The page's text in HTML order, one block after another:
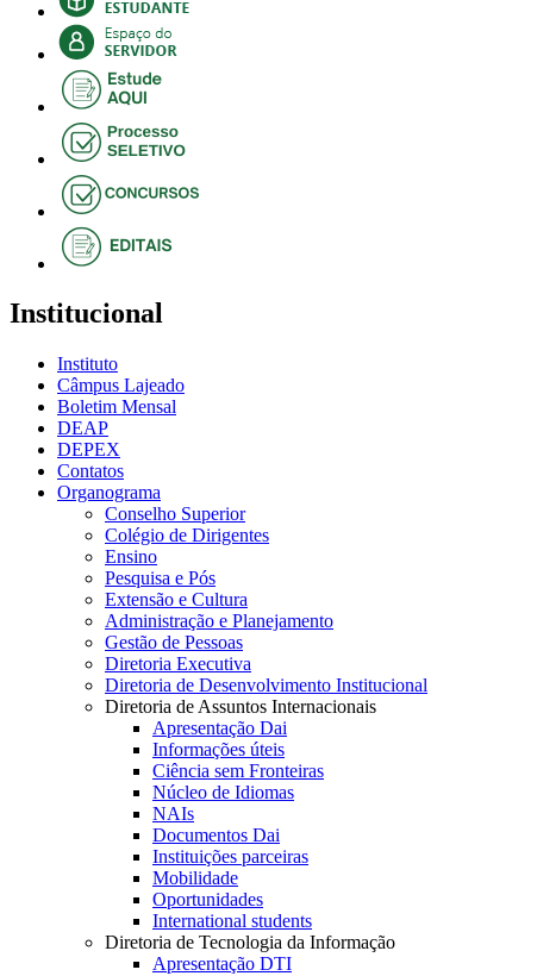
Institucional
Instituto
Câmpus Lajeado
Boletim Mensal
DEAP
DEPEX
Contatos
Organograma
Conselho Superior
Colégio de Dirigentes
Ensino
Pesquisa e Pós
Extensão e Cultura
Administração e Planejamento
Gestão de Pessoas
Diretoria Executiva
Diretoria de Desenvolvimento Institucional
Diretoria de Assuntos Internacionais
Apresentação Dai
Informações úteis
Ciência sem Fronteiras
Núcleo de Idiomas
NAIs
Documentos Dai
Instituições parceiras
Mobilidade
Oportunidades
International students
Diretoria de Tecnologia da Informação
Apresentação DTI